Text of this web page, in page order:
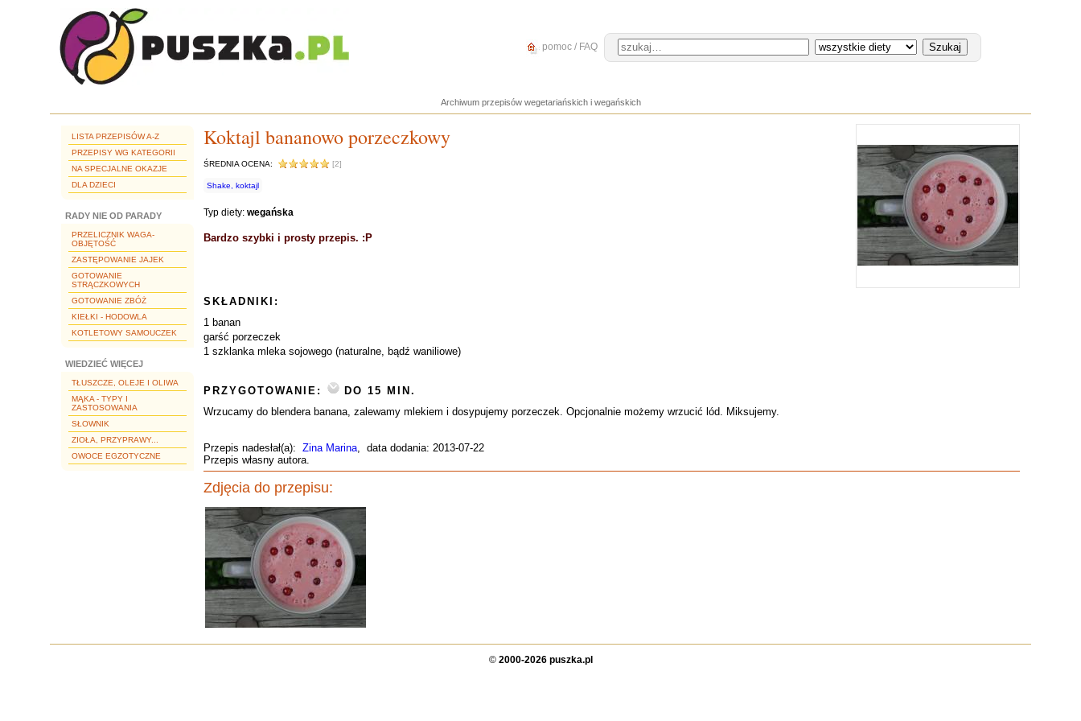
pomoc / FAQ
Archiwum przepisów wegetariańskich i wegańskich
LISTA PRZEPISÓW A-Z
PRZEPISY WG KATEGORII
NA SPECJALNE OKAZJE
DLA DZIECI
RADY NIE OD PARADY
PRZELICZNIK WAGA-
OBJĘTOŚĆ
ZASTĘPOWANIE JAJEK
GOTOWANIE
STRĄCZKOWYCH
GOTOWANIE ZBÓŻ
KIEŁKI - HODOWLA
KOTLETOWY SAMOUCZEK
WIEDZIEĆ WIĘCEJ
TŁUSZCZE, OLEJE I OLIWA
MĄKA - TYPY I
ZASTOSOWANIA
SŁOWNIK
ZIOŁA, PRZYPRAWY...
OWOCE EGZOTYCZNE
Koktajl bananowo porzeczkowy
ŚREDNIA OCENA: [2]
Shake, koktajl
Typ diety: wegańska
Bardzo szybki i prosty przepis. :P
SKŁADNIKI:
1 banan
garść porzeczek
1 szklanka mleka sojowego (naturalne, bądź waniliowe)
PRZYGOTOWANIE:
DO 15 MIN.
Wrzucamy do blendera banana, zalewamy mlekiem i dosypujemy porzeczek. Opcjonalnie możemy wrzucić lód. Miksujemy.
Przepis nadesłał(a): Zina Marina, data dodania: 2013-07-22
Przepis własny autora.
Zdjęcia do przepisu:
© 2000-2026 puszka.pl